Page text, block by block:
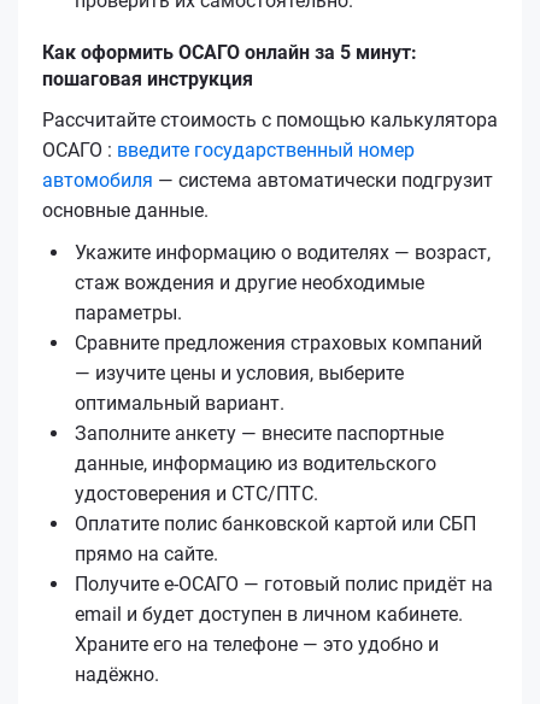
Как оформить ОСАГО онлайн за 5 минут:
пошаговая инструкция
Рассчитайте стоимость с помощью калькулятора
ОСАГО : введите государственный номер
автомобиля — система автоматически подгрузит
основные данные.
Укажите информацию о водителях — возраст,
стаж вождения и другие необходимые
параметры.
Сравните предложения страховых компаний
— изучите цены и условия, выберите
оптимальный вариант.
Заполните анкету — внесите паспортные
данные, информацию из водительского
удостоверения и СТС/ПТС.
Оплатите полис банковской картой или СБП
прямо на сайте.
Получите е‑ОСАГО — готовый полис придёт на
email и будет доступен в личном кабинете.
Храните его на телефоне — это удобно и
надёжно.